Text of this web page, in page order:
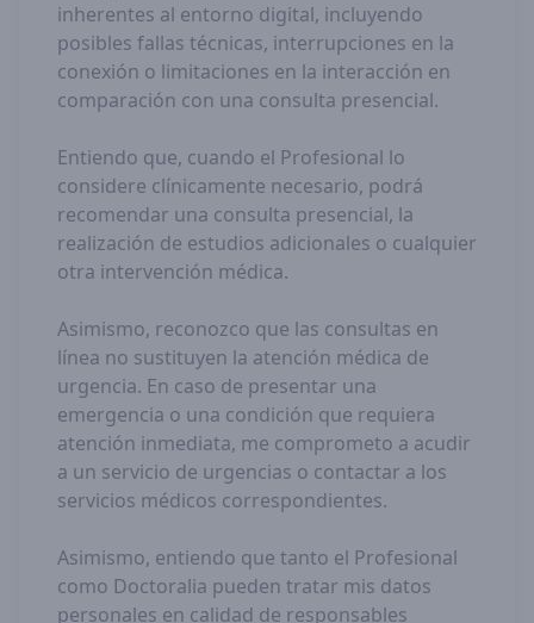
inherentes al entorno digital, incluyendo
posibles fallas técnicas, interrupciones en la
conexión o limitaciones en la interacción en
comparación con una consulta presencial.
Entiendo que, cuando el Profesional lo
considere clínicamente necesario, podrá
recomendar una consulta presencial, la
realización de estudios adicionales o cualquier
otra intervención médica.
Asimismo, reconozco que las consultas en
línea no sustituyen la atención médica de
urgencia. En caso de presentar una
emergencia o una condición que requiera
atención inmediata, me comprometo a acudir
a un servicio de urgencias o contactar a los
servicios médicos correspondientes.
Asimismo, entiendo que tanto el Profesional
como Doctoralia pueden tratar mis datos
personales en calidad de responsables